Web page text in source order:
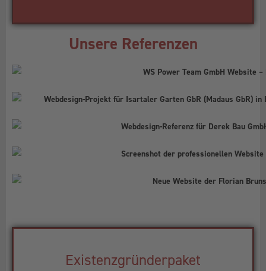
Unsere Referenzen
Existenzgründerpaket